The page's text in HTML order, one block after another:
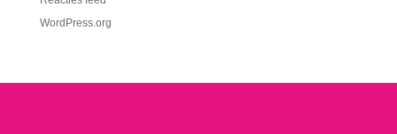
WordPress.org